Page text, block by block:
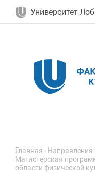
Университет
Главная - Направления
Магистерская
области физической